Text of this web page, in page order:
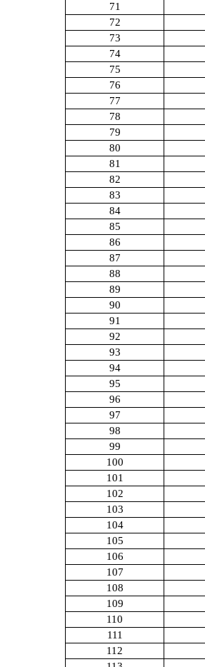
71
72
73
74
75
76
77
78
79
80
81
82
83
84
85
86
87
88
89
90
91
92
93
94
95
96
97
98
99
100
101
102
103
104
105
106
107
108
109
110
111
112